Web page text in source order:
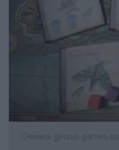
Снимка: genius-games.eu